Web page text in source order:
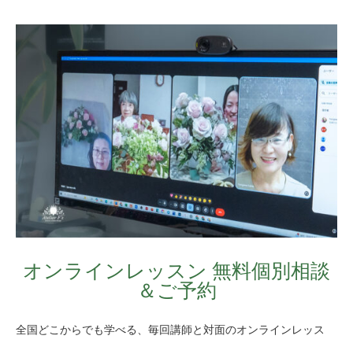
オンラインレッスン 無料個別相談
＆ご予約
全国どこからでも学べる、毎回講師と対面のオンラインレッス